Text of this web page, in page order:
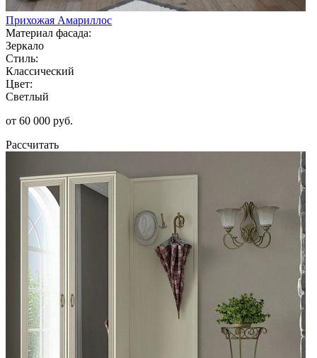
Прихожая Амариллос
Материал фасада:
Зеркало
Стиль:
Классический
Цвет:
Светлый
от 60 000 руб.
Рассчитать